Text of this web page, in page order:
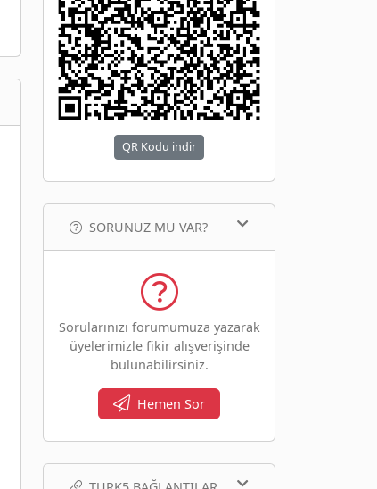
QR Kodu indir
SORUNUZ MU VAR?
Sorularınızı forumumuza yazarak
üyelerimizle fikir alışverişinde
bulunabilirsiniz.
Hemen Sor